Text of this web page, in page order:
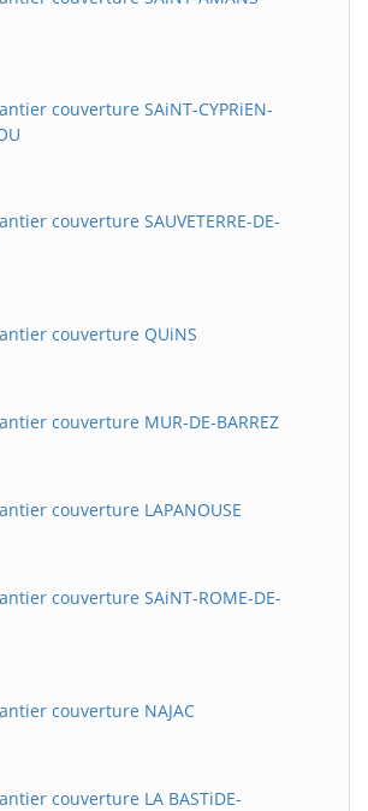
couverture SAiNT-CYPRiEN-
couverture SAUVETERRE-DE-
couverture QUiNS
couverture MUR-DE-BARREZ
couverture LAPANOUSE
couverture SAiNT-ROME-DE-
couverture NAJAC
couverture LA BASTiDE-